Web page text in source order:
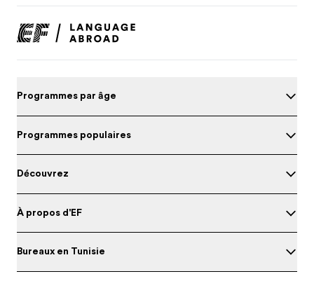
Programmes par âge
Programmes populaires
Découvrez
À propos d'EF
Bureaux en Tunisie